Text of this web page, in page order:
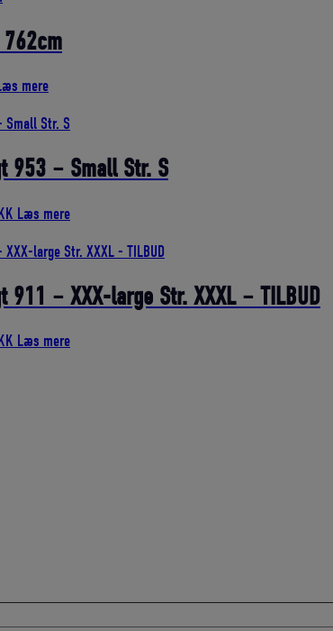
DKK.
mere
953 – Small Str. S
Den
pris
1.799,10 DKK.
Læs mere
911 – XXX-large Str. XXXL – TILBUD
Den
Læs mere